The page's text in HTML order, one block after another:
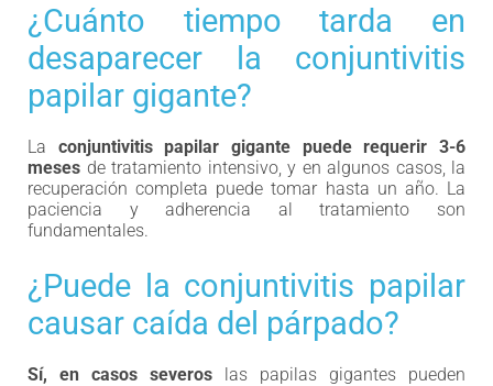
¿Cuánto tiempo tarda en
desaparecer la conjuntivitis
papilar gigante?
La conjuntivitis papilar gigante puede requerir 3-6
meses de tratamiento intensivo, y en algunos casos, la
recuperación completa puede tomar hasta un año. La
paciencia y adherencia al tratamiento son
fundamentales.
¿Puede la conjuntivitis papilar
causar caída del párpado?
Sí, en casos severos las papilas gigantes pueden